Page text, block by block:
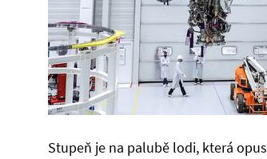
Stupeň je na palubě lodi, která